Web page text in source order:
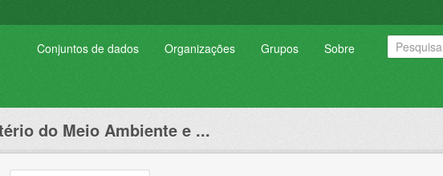
Conjuntos de dados Organizações Grupos Sobre
do Meio Ambiente e ...